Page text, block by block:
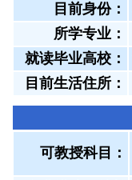
目前身份：
所学专业：
就读毕业高校：
目前生活住所：
可教授科目：